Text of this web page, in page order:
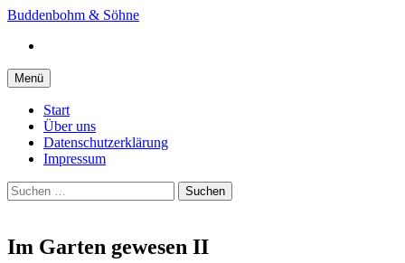
Springe
Inhalt
Buddenbohm & Söhne
Menü
Start
Über uns
Datenschutzerklärung
Impressum
Suchen
nach:
Im Garten gewesen II